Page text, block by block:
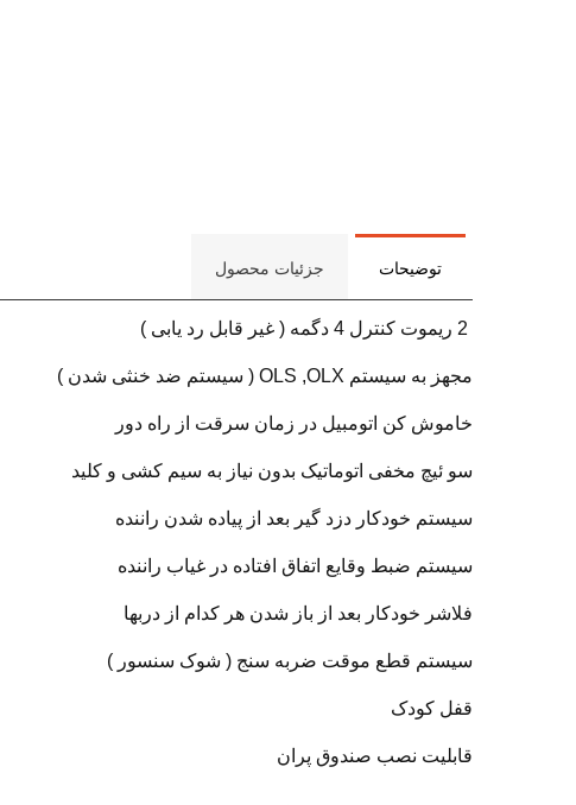
توضیحات جزئیات محصول
مجهز به سیستم OLS ,OLX ( سیستم ضد خنثی شدن )
خاموش کن اتومبیل در زمان سرقت از راه دور
سو ئیچ مخفی اتوماتیک بدون نیاز به سیم کشی و کلید
سیستم خودکار دزد گیر بعد از پیاده شدن راننده
سیستم ضبط وقایع اتفاق افتاده در غیاب راننده
فلاشر خودکار بعد از باز شدن هر کدام از دربها
سیستم قطع موقت ضربه سنج ( شوک سنسور )
قفل کودک
قابلیت نصب صندوق پران